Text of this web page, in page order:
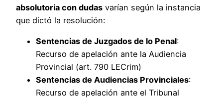
absolutoria con dudas varían según la instancia
que dictó la resolución:
Sentencias de Juzgados de lo Penal:
Recurso de apelación ante la Audiencia
Provincial (art. 790 LECrim)
Sentencias de Audiencias Provinciales:
Recurso de apelación ante el Tribunal